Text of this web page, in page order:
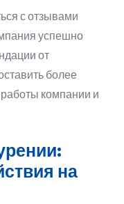
с отзывами
успешно
от
более
компании и
на